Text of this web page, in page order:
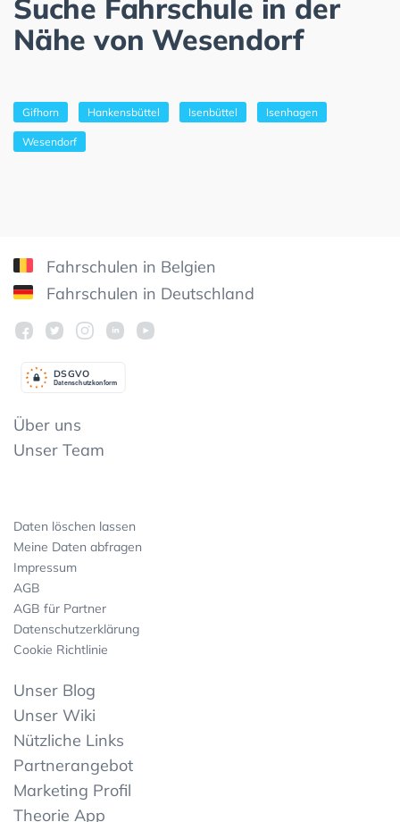
Suche Fahrschule in der
Nähe von Wesendorf
Gifhorn Hankensbüttel Isenbüttel Isenhagen
Wesendorf
Fahrschulen in Belgien
Fahrschulen in Deutschland
Datenschutzkonform
DSGVO
Über uns
Unser Team
Daten löschen lassen
Meine Daten abfragen
Impressum
AGB
AGB für Partner
Datenschutzerklärung
Cookie Richtlinie
Unser Blog
Unser Wiki
Nützliche Links
Partnerangebot
Marketing Profil
Theorie App